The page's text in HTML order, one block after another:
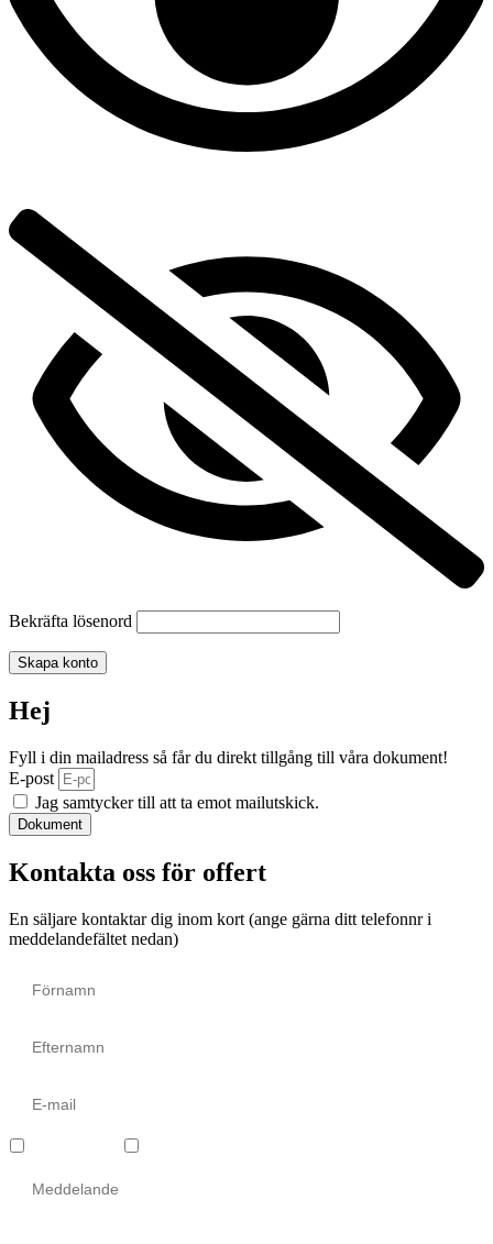
Bekräfta lösenord
Skapa konto
Hej
Fyll i din mailadress så får du direkt tillgång till våra dokument!
E-post
Jag samtycker till att ta emot mailutskick.
Dokument
Kontakta oss för offert
En säljare kontaktar dig inom kort (ange gärna ditt telefonnr i
meddelandefältet nedan)